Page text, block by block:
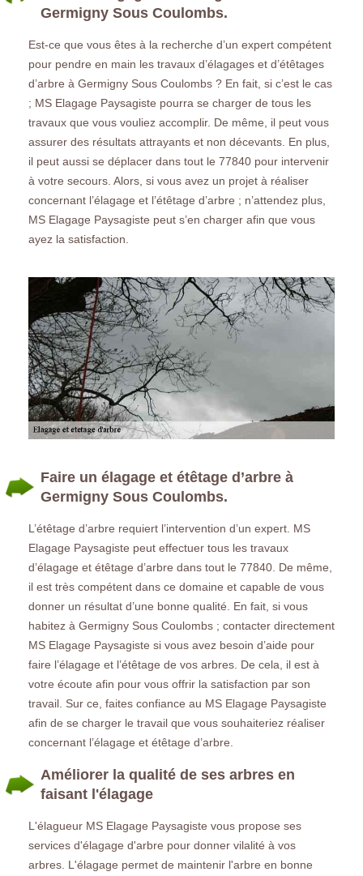
Germigny Sous Coulombs.
Est-ce que vous êtes à la recherche d’un expert compétent
pour pendre en main les travaux d’élagages et d’étêtages
d’arbre à Germigny Sous Coulombs ? En fait, si c’est le cas
; MS Elagage Paysagiste pourra se charger de tous les
travaux que vous vouliez accomplir. De même, il peut vous
assurer des résultats attrayants et non décevants. En plus,
il peut aussi se déplacer dans tout le 77840 pour intervenir
à votre secours. Alors, si vous avez un projet à réaliser
concernant l’élagage et l’étêtage d’arbre ; n’attendez plus,
MS Elagage Paysagiste peut s’en charger afin que vous
ayez la satisfaction.
Faire un élagage et étêtage d’arbre à
Germigny Sous Coulombs.
L’étêtage d’arbre requiert l’intervention d’un expert. MS
Elagage Paysagiste peut effectuer tous les travaux
d’élagage et étêtage d’arbre dans tout le 77840. De même,
il est très compétent dans ce domaine et capable de vous
donner un résultat d’une bonne qualité. En fait, si vous
habitez à Germigny Sous Coulombs ; contacter directement
MS Elagage Paysagiste si vous avez besoin d’aide pour
faire l’élagage et l’étêtage de vos arbres. De cela, il est à
votre écoute afin pour vous offrir la satisfaction par son
travail. Sur ce, faites confiance au MS Elagage Paysagiste
afin de se charger le travail que vous souhaiteriez réaliser
concernant l’élagage et étêtage d’arbre.
Améliorer la qualité de ses arbres en
faisant l'élagage
L'élagueur MS Elagage Paysagiste vous propose ses
services d'élagage d'arbre pour donner vilalité à vos
arbres. L'élagage permet de maintenir l'arbre en bonne